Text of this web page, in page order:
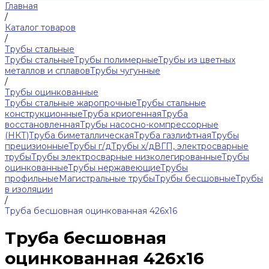
Главная
/
Каталог товаров
/
Трубы стальные
Трубы стальныеТрубы полимерныеТрубы из цветных
металлов и сплавовТрубы чугунные
/
Трубы оцинкованные
Трубы стальные жаропрочныеТрубы стальные
конструкционныеТруба криогеннаяТруба
восстановленнаяТрубы насосно-компрессорные
(НКТ)Труба биметаллическаяТруба газлифтнаяТрубы
прецизионныеТрубы г/дТрубы х/дВГП, электросварные
трубыТрубы электросварные низколегированныеТрубы
оцинкованныеТрубы нержавеющиеТрубы
профильныеМагистральные трубыТрубы бесшовныеТрубы
в изоляции
/
Труба бесшовная оцинкованная 426х16
Труба бесшовная
оцинкованная 426х16